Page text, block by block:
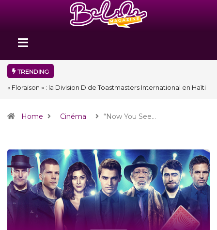
TRENDING
« Floraison » : la Division D de Toastmasters International en Haïti
Home Cinéma “Now You See…